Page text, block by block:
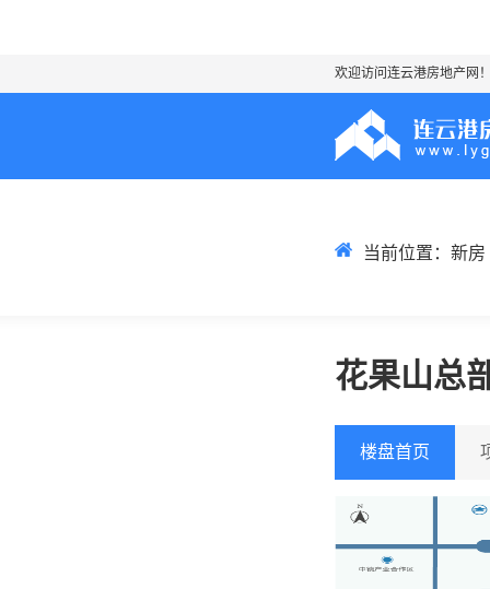
欢迎访问连云港房地产网
当前位置： 新房
花果山总
楼盘首页